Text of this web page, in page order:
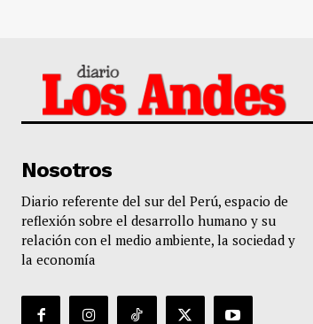
Nosotros
Diario referente del sur del Perú, espacio de
reflexión sobre el desarrollo humano y su
relación con el medio ambiente, la sociedad y
la economía